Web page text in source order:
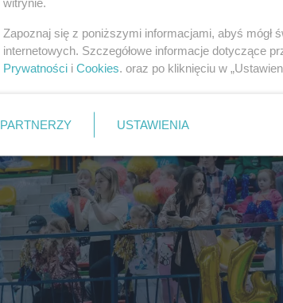
Zapoznaj się z poniższymi informacjami, abyś
internetowych. Szczegółowe informacje dotyczące
Prywatności i Cookies. oraz po kliknięciu w
PARTNERZY USTAWIENIA